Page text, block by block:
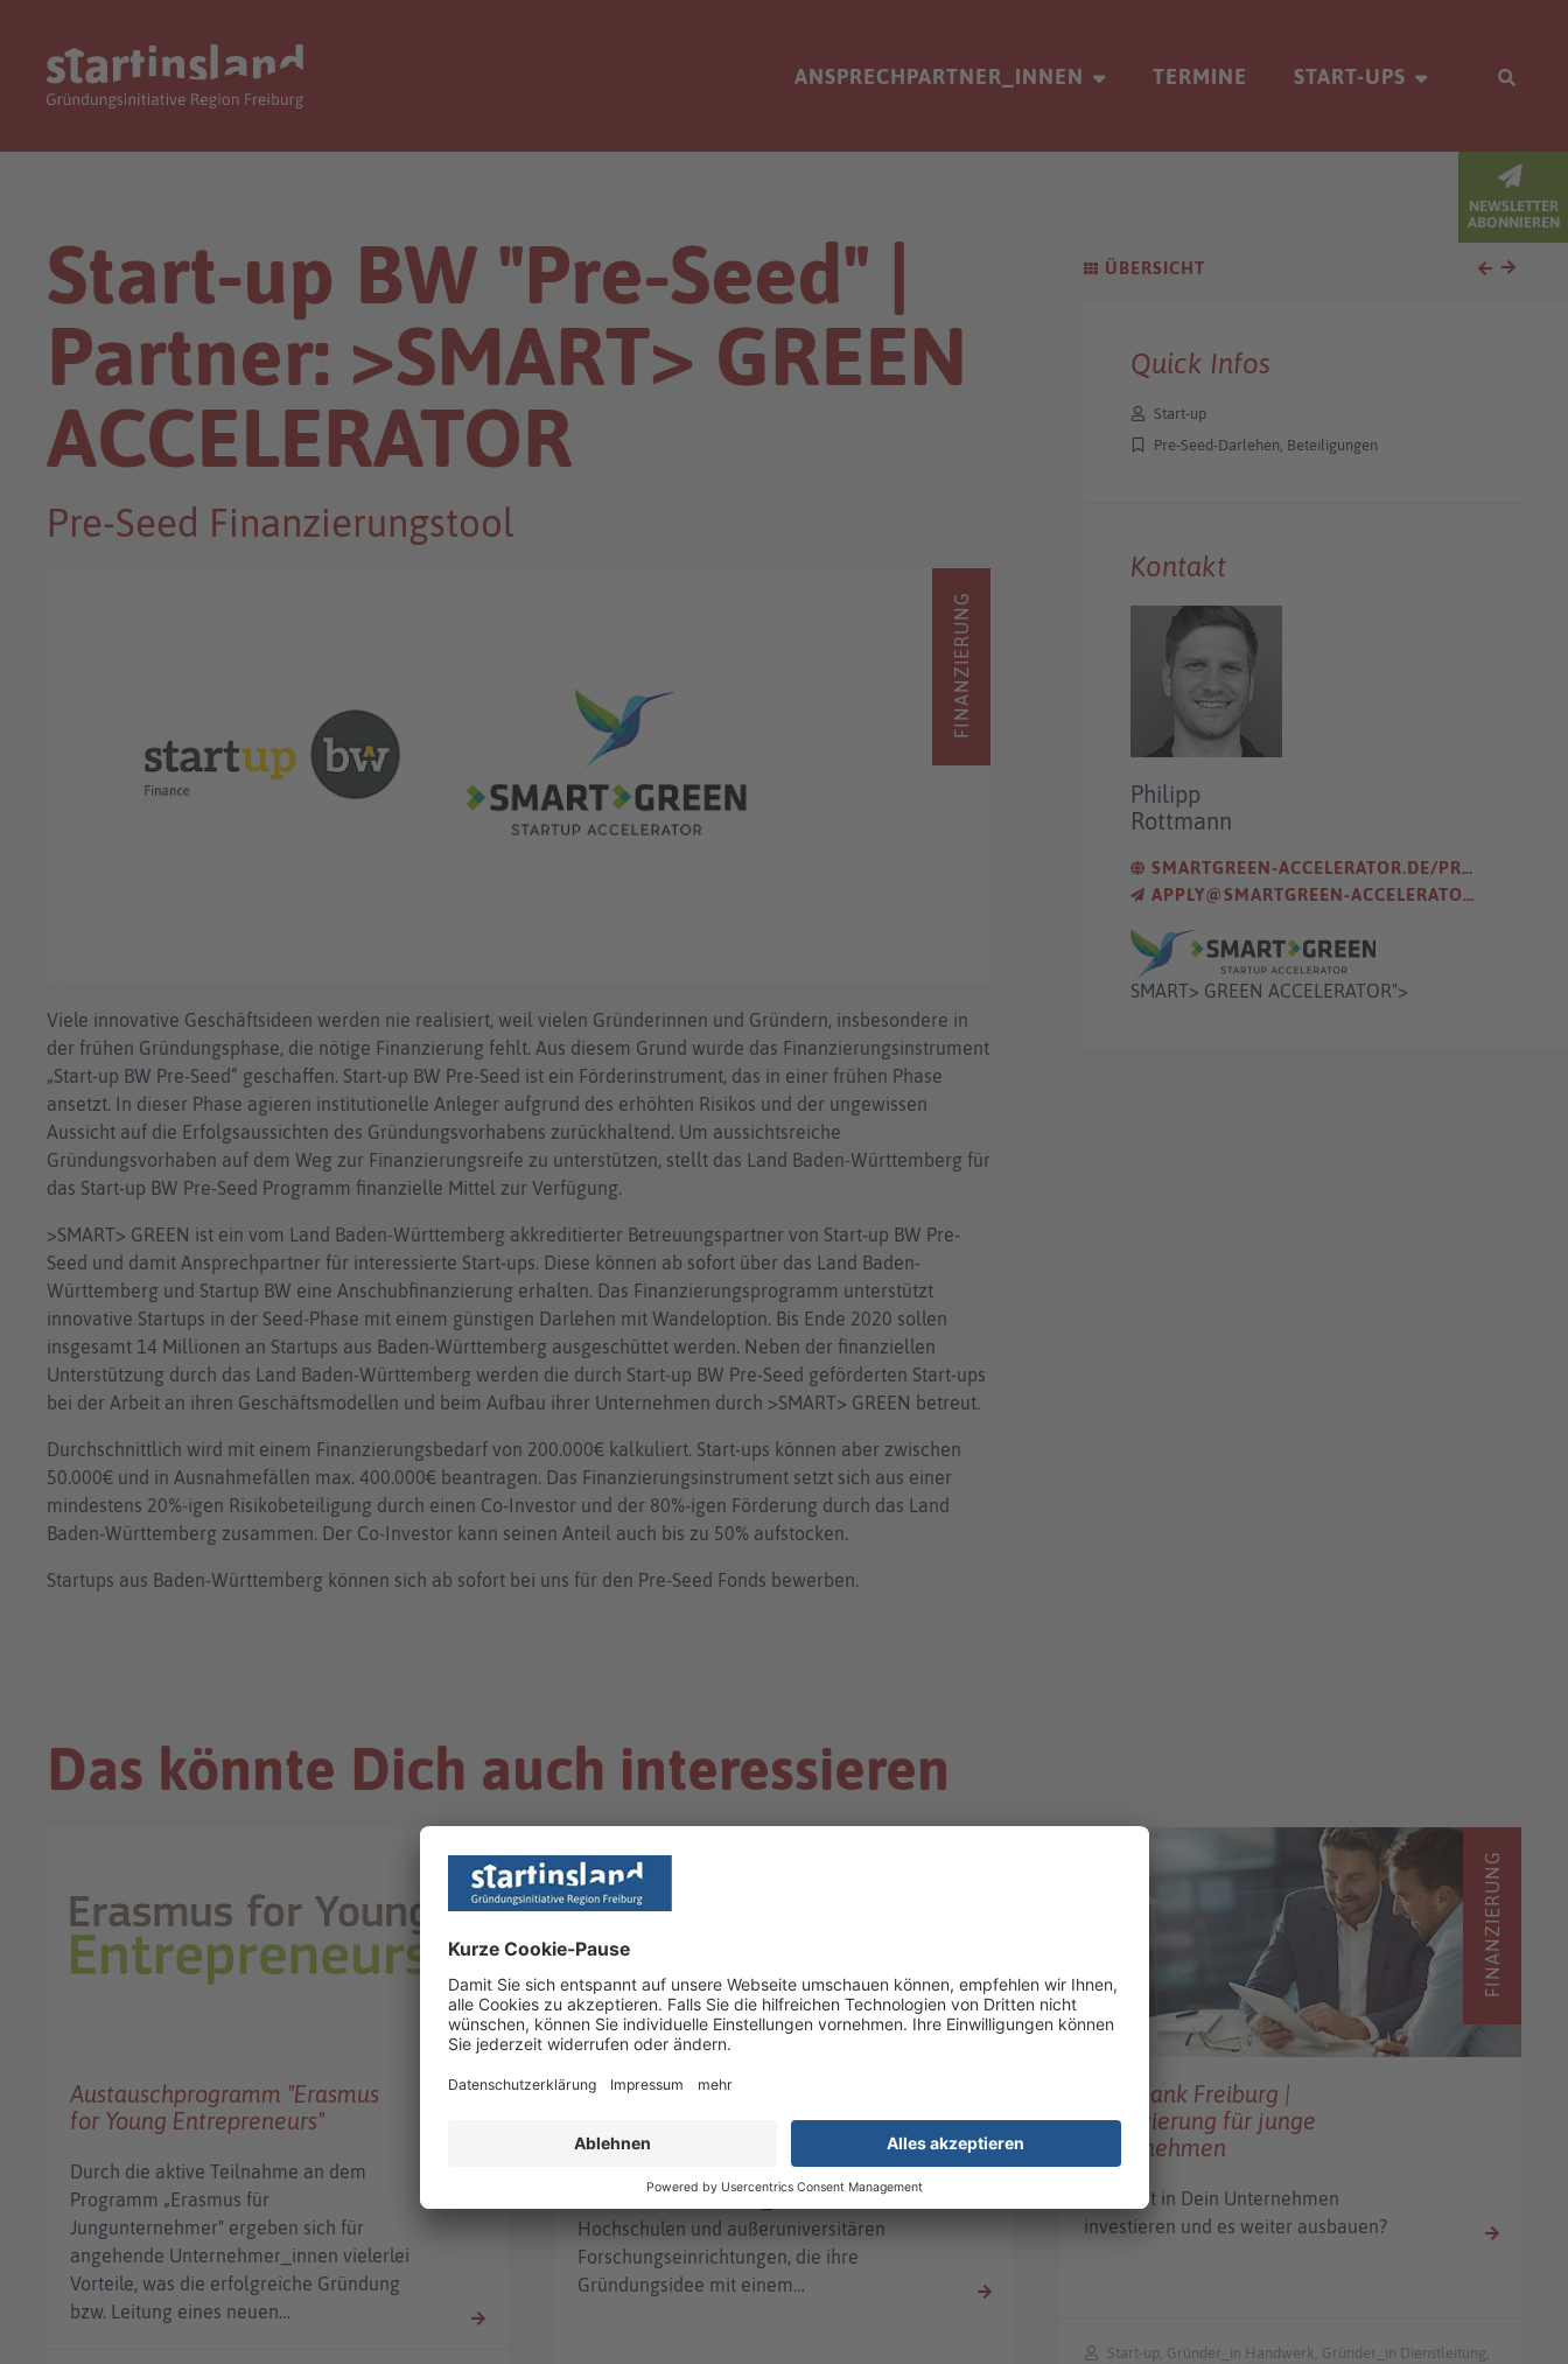
ANSPRECHPARTNER_INNEN TERMINE START-UPS
NEWSLETTER
ABONNIEREN
Start-up BW "Pre-Seed" |
Partner: >SMART> GREEN
ACCELERATOR
Pre-Seed Finanzierungstool
FINANZIERUNG
Viele innovative Geschäftsideen werden nie realisiert, weil vielen Gründerinnen und Gründern, insbesondere in
der frühen Gründungsphase, die nötige Finanzierung fehlt. Aus diesem Grund wurde das Finanzierungsinstrument
„Start-up BW Pre-Seed“ geschaffen. Start-up BW Pre-Seed ist ein Förderinstrument, das in einer frühen Phase
ansetzt. In dieser Phase agieren institutionelle Anleger aufgrund des erhöhten Risikos und der ungewissen
Aussicht auf die Erfolgsaussichten des Gründungsvorhabens zurückhaltend. Um aussichtsreiche
Gründungsvorhaben auf dem Weg zur Finanzierungsreife zu unterstützen, stellt das Land Baden-Württemberg für
das Start-up BW Pre-Seed Programm finanzielle Mittel zur Verfügung.
>SMART> GREEN ist ein vom Land Baden-Württemberg akkreditierter Betreuungspartner von Start-up BW Pre-
Seed und damit Ansprechpartner für interessierte Start-ups. Diese können ab sofort über das Land Baden-
Württemberg und Startup BW eine Anschubfinanzierung erhalten. Das Finanzierungsprogramm unterstützt
innovative Startups in der Seed-Phase mit einem günstigen Darlehen mit Wandeloption. Bis Ende 2020 sollen
insgesamt 14 Millionen an Startups aus Baden-Württemberg ausgeschüttet werden. Neben der finanziellen
Unterstützung durch das Land Baden-Württemberg werden die durch Start-up BW Pre-Seed geförderten Start-ups
bei der Arbeit an ihren Geschäftsmodellen und beim Aufbau ihrer Unternehmen durch >SMART> GREEN betreut.
Durchschnittlich wird mit einem Finanzierungsbedarf von 200.000€ kalkuliert. Start-ups können aber zwischen
50.000€ und in Ausnahmefällen max. 400.000€ beantragen. Das Finanzierungsinstrument setzt sich aus einer
mindestens 20%-igen Risikobeteiligung durch einen Co-Investor und der 80%-igen Förderung durch das Land
Baden-Württemberg zusammen. Der Co-Investor kann seinen Anteil auch bis zu 50% aufstocken.
Startups aus Baden-Württemberg können sich ab sofort bei uns für den Pre-Seed Fonds bewerben.
ÜBERSICHT
Quick Infos
Start-up
Pre-Seed-Darlehen, Beteiligungen
Kontakt
Philipp
Rottmann
SMARTGREEN-ACCELERATOR.DE/PRE-SEED-FONDS/
APPLY@SMARTGREEN-ACCELERATOR.DE
SMART> GREEN ACCELERATOR">
Das könnte Dich auch interessieren
FINANZIERUNG
Austauschprogramm "Erasmus
for Young Entrepreneurs"
Durch die aktive Teilnahme an dem
Programm „Erasmus für
Jungunternehmer" ergeben sich für
angehende Unternehmer_innen vielerlei
Vorteile, was die erfolgreiche Gründung
bzw. Leitung eines neuen…
EXIST-Gründerstipendium
Das EXIST-Gründerstipendium
unterstützt Studierende, Absolvent_innen
Hochschulen und außeruniversitären
Forschungseinrichtungen, die ihre
Gründungsidee mit einem…
FINANZIERUNG
Volksbank Freiburg |
Finanzierung für junge
Unternehmen
Du willst in Dein Unternehmen
investieren und es weiter ausbauen?
Start-up, Gründer_in Handwerk, Gründer_in Dienstleitung,